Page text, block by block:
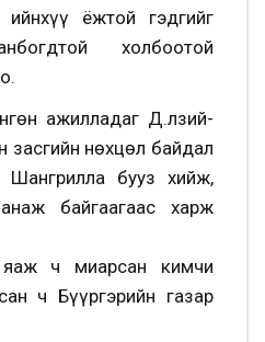
ёжтой гэдгийг
холбоотой
ажилладаг Д.Өлзий-
засгийн нөхцөл байдал
Шангрилла бууз хийж,
байгаагаас харж
яаж ч миарсан кимчи
ч Бүүргэрийн газар